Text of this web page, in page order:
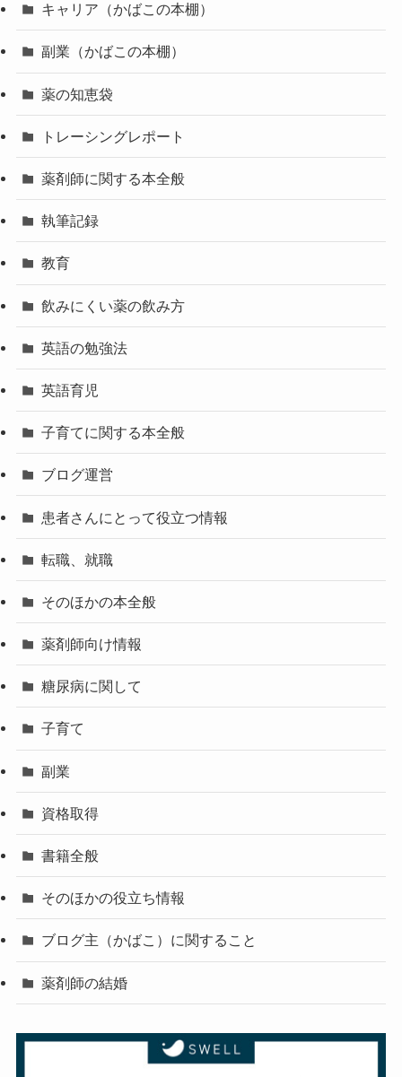
キャリア（かばこの本棚）
副業（かばこの本棚）
薬の知恵袋
トレーシングレポート
薬剤師に関する本全般
執筆記録
教育
飲みにくい薬の飲み方
英語の勉強法
英語育児
子育てに関する本全般
ブログ運営
患者さんにとって役立つ情報
転職、就職
そのほかの本全般
薬剤師向け情報
糖尿病に関して
子育て
副業
資格取得
書籍全般
そのほかの役立ち情報
ブログ主（かばこ）に関すること
薬剤師の結婚